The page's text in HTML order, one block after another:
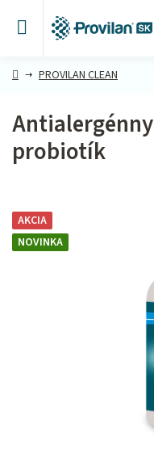
DomovPROVILAN CLEAN
probiotík
AKCIA
NOVINKA